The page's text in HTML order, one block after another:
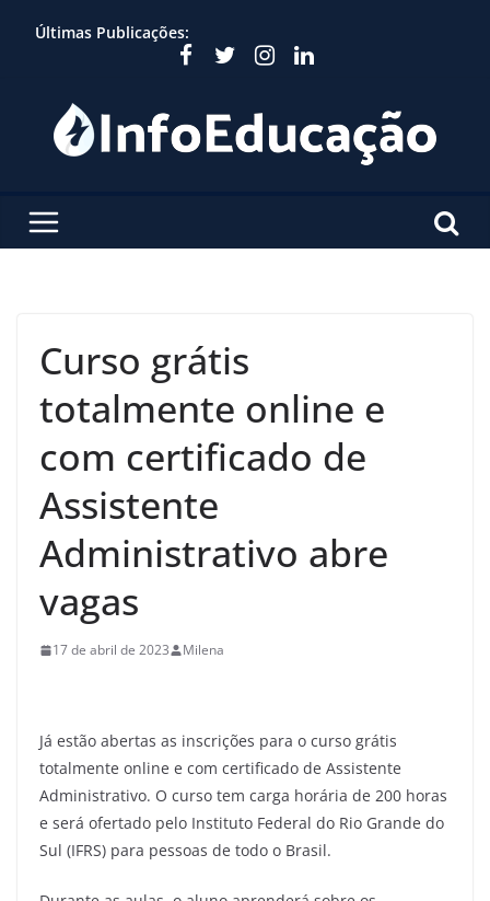
Últimas Publicações:
Curso grátis
totalmente online e
com certificado de
Assistente
Administrativo abre
vagas
17 de abril de 2023 Milena
Já estão abertas as inscrições para o curso grátis
totalmente online e com certificado de Assistente
Administrativo. O curso tem carga horária de 200 horas
e será ofertado pelo Instituto Federal do Rio Grande do
Sul (IFRS) para pessoas de todo o Brasil.